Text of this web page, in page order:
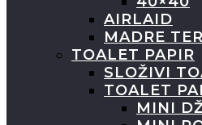
AIRLAID
MADRE
TOALET PAPIR
SLOŽIVI
TOALET
MINI